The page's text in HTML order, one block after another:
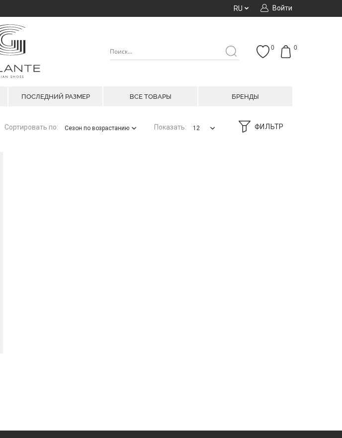
Войти
RU
0
0
ПОСЛЕДНИЙ РАЗМЕР ВСЕ ТОВАРЫ БРЕНДЫ
ФИЛЬТР
Сортировать по: Сезон по возрастанию Показать: 12